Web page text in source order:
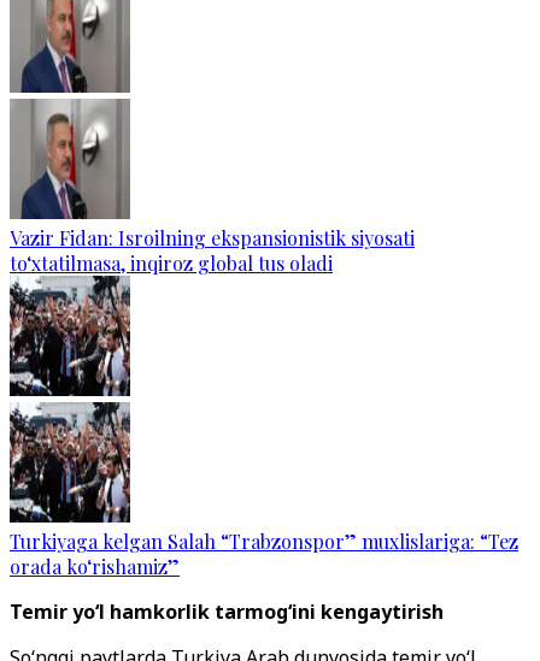
Vazir Fidan: Isroilning ekspansionistik siyosati
to‘xtatilmasa, inqiroz global tus oladi
Turkiyaga kelgan Salah “Trabzonspor” muxlislariga: “Tez
orada ko‘rishamiz”
Temir yo‘l hamkorlik tarmog‘ini kengaytirish